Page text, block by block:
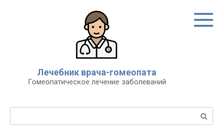
Лечебник врача-гомеопата
Гомеопатическое лечение заболеваний
Поиск: